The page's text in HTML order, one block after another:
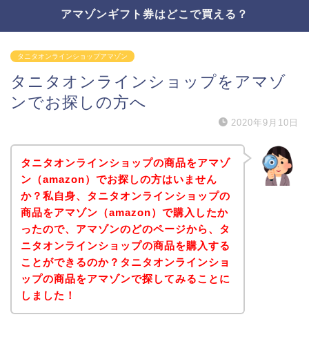
アマゾンギフト券はどこで買える？
タニタオンラインショップアマゾン
タニタオンラインショップをアマゾ
ンでお探しの方へ
2020年9月10日
タニタオンラインショップの商品をアマゾ
ン（amazon）でお探しの方はいません
か？私自身、タニタオンラインショップの
商品をアマゾン（amazon）で購入したか
ったので、アマゾンのどのページから、タ
ニタオンラインショップの商品を購入する
ことができるのか？タニタオンラインショ
ップの商品をアマゾンで探してみることに
しました！